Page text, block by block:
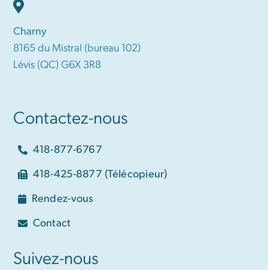
Charny
8165 du Mistral (bureau 102)
Lévis (QC) G6X 3R8
Contactez-nous
418-877-6767
418-425-8877 (Télécopieur)
Rendez-vous
Contact
Suivez-nous